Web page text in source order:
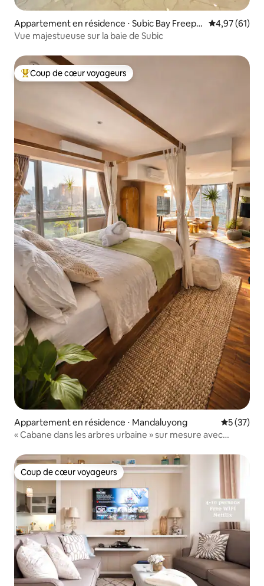
Appartement en résidence ⋅ Subic Bay Freepo
rt Zone
Évaluation
4,97 (61)
Vue majestueuse sur la baie de Subic
Coups de cœur voyageurs les plus appréciés
Coup de cœur voyageurs
Appartement en résidence ⋅ Mandaluyong
5 (37)
« Cabane dans les arbres urbaine » sur mesure avec
Coup de cœur voyageurs
Coup de cœur voyageurs